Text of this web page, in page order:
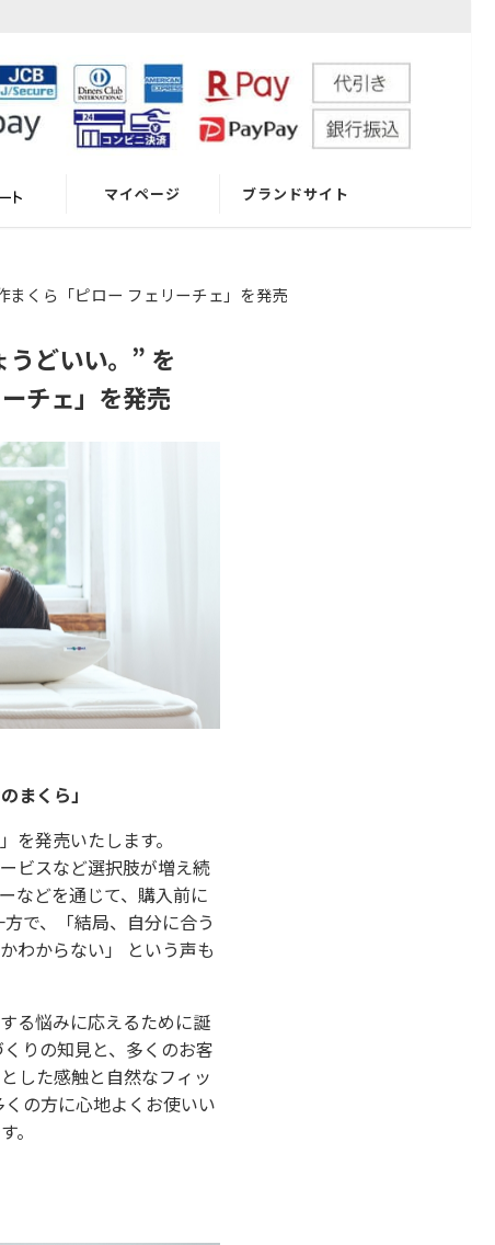
マイページ
新規会員登録
ブランドサイト
くら「ピロー フェリーチェ」を発売
うどいい。” を
チェ」を発売
まくら」
を発売いたします。
ビスなど選択肢が増え続
などを通じて、購入前に
で、「結局、自分に合う
わからない」 という声も
る悩みに応えるために誕
りの知見と、多くのお客
した感触と自然なフィッ
の方に心地よくお使いい
。